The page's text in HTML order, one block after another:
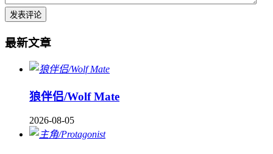
最新文章
狼伴侣/Wolf Mate
2026-08-05